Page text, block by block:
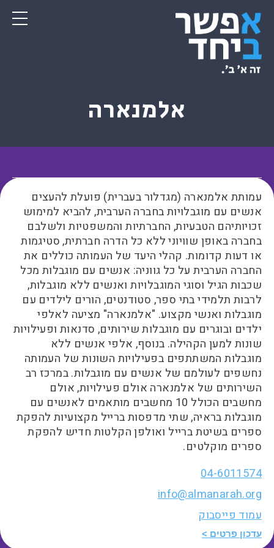
אלמנארה
עמותת אלמנארה (מגדלור בעברית) פועלת להעצים
אנשים עם מוגבלויות בחברה הערבית, להביא למימוש
זכויותיהם הטבעיות, החברתיות והמשפטיות ולשלבם
בחברה באופן שוויוני ללא כל הדרה חברתית, סטיגמות
או דעות קדומות. קהלי היעד של העמותה כוללים את
החברה הערבית על כל גווניה: אנשים עם מוגבלות מכל
שכבות הגיל וסוגי המוגבלויות ואנשים ללא מוגבלות,
לרבות תלמידי בתי ספר, סטודנטים, הורים לילדים עם
מוגבלות ואנשי מקצוע. "אלמנארה" מציעה לאלפי
ילדים ובוגרים עם מוגבלות שירותים, סדנאות ופעילויות
שונות למען הקהילה. בנוסף, אלפי אנשים ללא
מוגבלות המשתתפים בפעילויות השונות של העמותה
נחשפים לעולמם של אנשים עם מוגבלות. במרכז רב
השירותים של אלמנארה אולם פעילויות, אולם
מחשבים הכולל 10 מחשבים מותאמים לאנשים עם
מוגבלות בראיה, שתי מדפסות ברייל מקצועיות להפקת
ספרים בשיטת ברייל ואולפן הקלטות חדיש להפקת
ספרים מוקלטים.
04-6011574
info@almanarah.org
עמוד פייסבוק
עדכון פרטים